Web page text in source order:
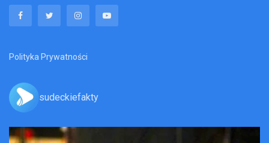
Polityka Prywatności
sudeckiefakty